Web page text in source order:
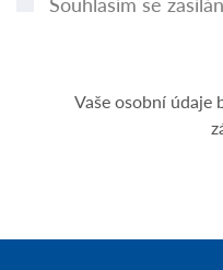
Vaše osobní údaje